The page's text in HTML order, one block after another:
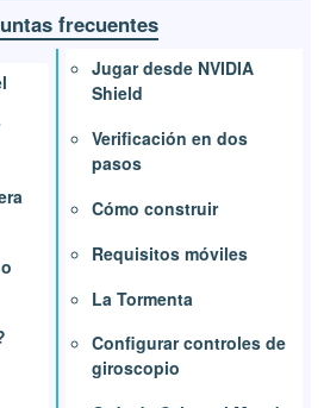
frecuentes
Jugar desde NVIDIA
Shield
Verificación en dos
pasos
Cómo construir
Requisitos móviles
La Tormenta
Configurar controles de
giroscopio